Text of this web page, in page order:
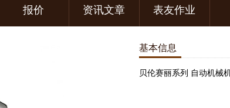
报价 资讯文章 表友作业
基本信息
贝伦赛丽系列 自动机械